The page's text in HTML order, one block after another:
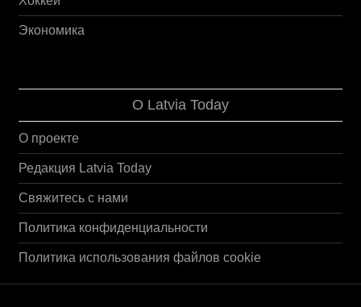
Экономика
О Latvia Today
О проекте
Редакция Latvia Today
Свяжитесь с нами
Политика конфиденциальности
Политика использования файлов cookie